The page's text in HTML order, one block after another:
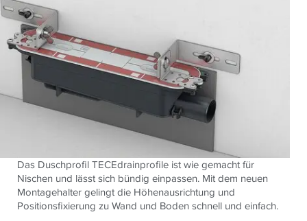
Das DuschprofilTECEdrainprofile ist wie gemacht für
Nischen und lässt sich bündig einpassen. Mit dem neuen
Montagehalter gelingt die Höhenausrichtung und
Positionsfixierung zu Wand und Boden schnell und einfach.